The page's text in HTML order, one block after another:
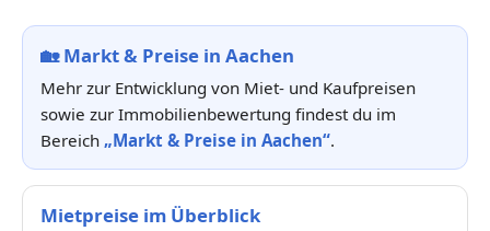
🏡Markt & Preise in Aachen
Mehr zur Entwicklung von Miet- und Kaufpreisen
sowie zur Immobilienbewertung findest du im
Bereich „Markt & Preise in Aachen“.
Mietpreise im Überblick